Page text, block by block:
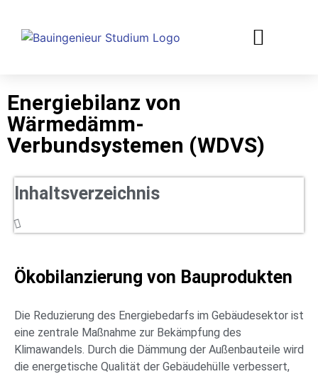
Energiebilanz von
Wärmedämm-
Verbundsystemen (WDVS)
Inhaltsverzeichnis
Ökobilanzierung von Bauprodukten
Die Reduzierung des Energiebedarfs im Gebäudesektor ist
eine zentrale Maßnahme zur Bekämpfung des
Klimawandels. Durch die Dämmung der Außenbauteile wird
die energetische Qualität der Gebäudehülle verbessert,